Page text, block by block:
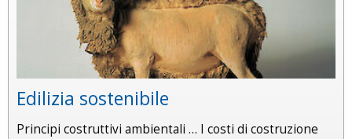
Edilizia sostenibile
Principi costruttivi ambientali … I costi di costruzione